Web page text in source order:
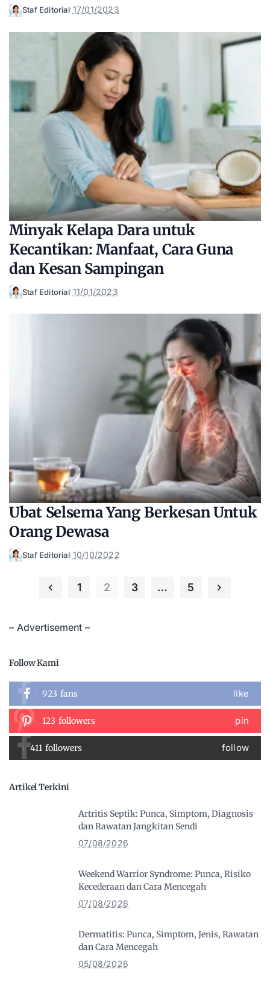
Posted
Staf Editorial 17/01/2023
Minyak Kelapa Dara untuk
Kecantikan: Manfaat, Cara Guna
dan Kesan Sampingan
Posted
Staf Editorial 11/01/2023
Ubat Selsema Yang Berkesan Untuk
Orang Dewasa
Posted
Staf Editorial 10/10/2022
1 2 3 … 5
– Advertisement –
Follow Kami
923 fans like
123 followers pin
411 followers follow
Artikel Terkini
Artritis Septik: Punca, Simptom, Diagnosis
dan Rawatan Jangkitan Sendi
07/08/2026
Weekend Warrior Syndrome: Punca, Risiko
Kecederaan dan Cara Mencegah
07/08/2026
Dermatitis: Punca, Simptom, Jenis, Rawatan
dan Cara Mencegah
05/08/2026